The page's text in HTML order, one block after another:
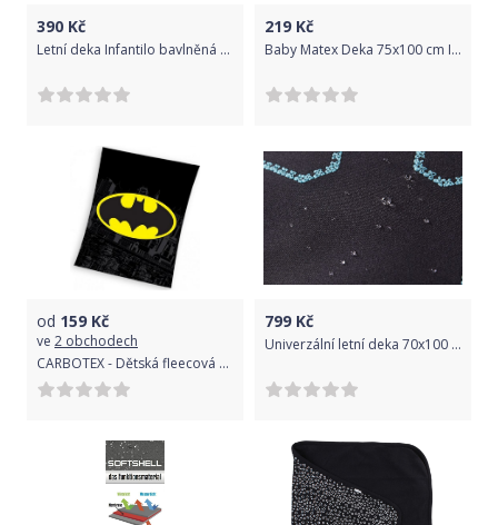
390 Kč
Letní deka Infantilo bavlněná 75x100 cm květiny
219 Kč
Baby Matex Deka 75x100 cm Ines Černý Domeček I-27
od 159 Kč
ve 2 obchodech
CARBOTEX - Dětská fleecová deka znak Batman - Gotham / 110 x 140 cm
799 Kč
Univerzální letní deka 70x100 cm ByBoom Softshell Thermo Aktiv Černá/Fuchsie 2020